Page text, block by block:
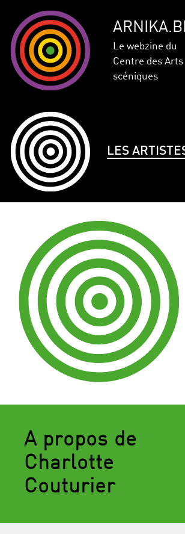
Le webzine du
Centre des Arts
scéniques
LES
A propos de
Charlotte
Couturier